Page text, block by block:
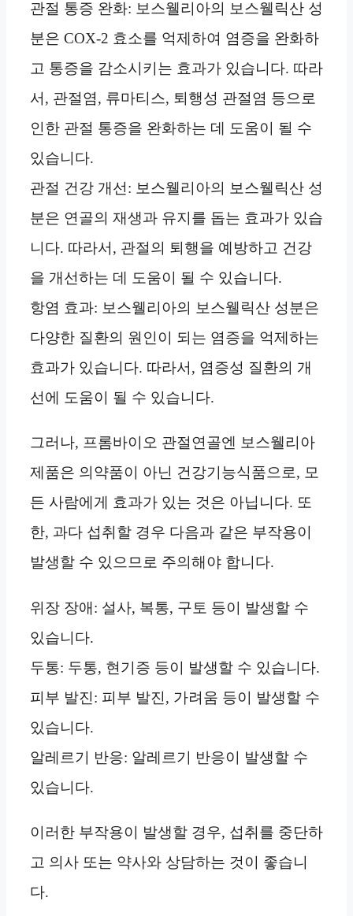
관절 통증 완화: 보스웰리아의 보스웰릭산 성
분은 COX-2 효소를 억제하여 염증을 완화하
고 통증을 감소시키는 효과가 있습니다. 따라
서, 관절염, 류마티스, 퇴행성 관절염 등으로
인한 관절 통증을 완화하는 데 도움이 될 수
있습니다.
관절 건강 개선: 보스웰리아의 보스웰릭산 성
분은 연골의 재생과 유지를 돕는 효과가 있습
니다. 따라서, 관절의 퇴행을 예방하고 건강
을 개선하는 데 도움이 될 수 있습니다.
항염 효과: 보스웰리아의 보스웰릭산 성분은
다양한 질환의 원인이 되는 염증을 억제하는
효과가 있습니다. 따라서, 염증성 질환의 개
선에 도움이 될 수 있습니다.
그러나, 프롬바이오 관절연골엔 보스웰리아
제품은 의약품이 아닌 건강기능식품으로, 모
든 사람에게 효과가 있는 것은 아닙니다. 또
한, 과다 섭취할 경우 다음과 같은 부작용이
발생할 수 있으므로 주의해야 합니다.
위장 장애: 설사, 복통, 구토 등이 발생할 수
있습니다.
두통: 두통, 현기증 등이 발생할 수 있습니다.
피부 발진: 피부 발진, 가려움 등이 발생할 수
있습니다.
알레르기 반응: 알레르기 반응이 발생할 수
있습니다.
이러한 부작용이 발생할 경우, 섭취를 중단하
고 의사 또는 약사와 상담하는 것이 좋습니
다.